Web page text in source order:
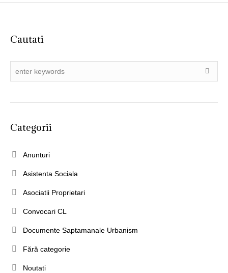
Cautati
Categorii
Anunturi
Asistenta Sociala
Asociatii Proprietari
Convocari CL
Documente Saptamanale Urbanism
Fără categorie
Noutati